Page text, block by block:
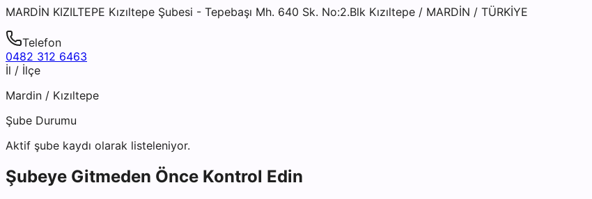
MARDİN KIZILTEPE Kızıltepe Şubesi - Tepebaşı Mh. 640 Sk. No:2.Blk Kızıltepe / MARDİN / TÜRKİYE
Telefon
0482 312 6463
İl / İlçe
Mardin / Kızıltepe
Şube Durumu
Aktif şube kaydı olarak listeleniyor.
Şubeye Gitmeden Önce Kontrol Edin